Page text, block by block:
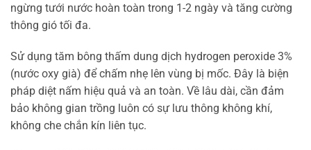
ngừng tưới nước hoàn toàn trong 1-2 ngày và tăng cường
thông gió tối đa.
Sử dụng tăm bông thấm dung dịch hydrogen peroxide 3%
(nước oxy già) để chấm nhẹ lên vùng bị mốc. Đây là biện
pháp diệt nấm hiệu quả và an toàn. Về lâu dài, cần đảm
bảo không gian trồng luôn có sự lưu thông không khí,
không che chắn kín liên tục.